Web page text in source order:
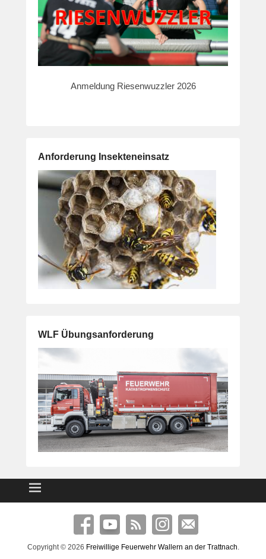
Anmeldung Riesenwuzzler 2026
Anforderung Insekteneinsatz
WLF Übungsanforderung
Copyright © 2026 Freiwillige Feuerwehr Wallern an der Trattnach.